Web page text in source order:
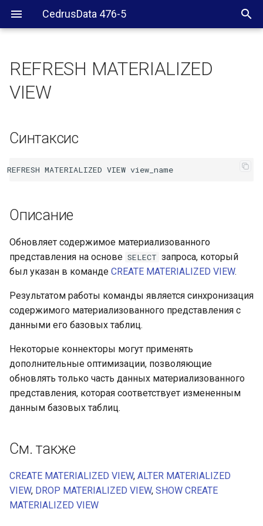
CedrusData 476-5
См. также
REFRESH MATERIALIZED
VIEW
Синтаксис
Описание
Обновляет содержимое материализованного
представления на основе SELECT запроса, который
был указан в команде CREATE MATERIALIZED VIEW.
Результатом работы команды является синхронизация
содержимого материализованного представления с
данными его базовых таблиц.
Некоторые коннекторы могут применять
дополнительные оптимизации, позволяющие
обновлять только часть данных материализованного
представления, которая соответствует измененным
данным базовых таблиц.
См. также
CREATE MATERIALIZED VIEW, ALTER MATERIALIZED
VIEW, DROP MATERIALIZED VIEW, SHOW CREATE
MATERIALIZED VIEW